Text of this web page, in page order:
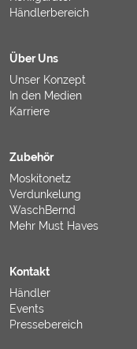
Händlerbereich
Über Uns
Unser Konzept
In den Medien
Karriere
Zubehör
Moskitonetz
Verdunkelung
WaschBernd
Mehr Must Haves
Kontakt
Händler
Events
Pressebereich